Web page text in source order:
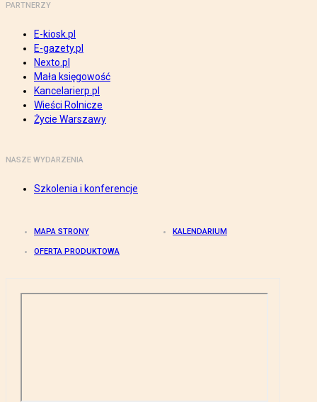
PARTNERZY
E-kiosk.pl
E-gazety.pl
Nexto.pl
Mała księgowość
Kancelarierp.pl
Wieści Rolnicze
Życie Warszawy
NASZE WYDARZENIA
Szkolenia i konferencje
MAPA STRONY KALENDARIUM
OFERTA PRODUKTOWA